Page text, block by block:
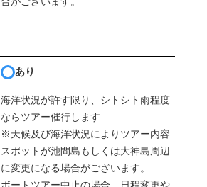
あり
海洋状況が許す限り、シトシト雨程度
ならツアー催行します
※天候及び海洋状況によりツアー内容
スポットが池間島もしくは大神島周辺
に変更になる場合がございます。